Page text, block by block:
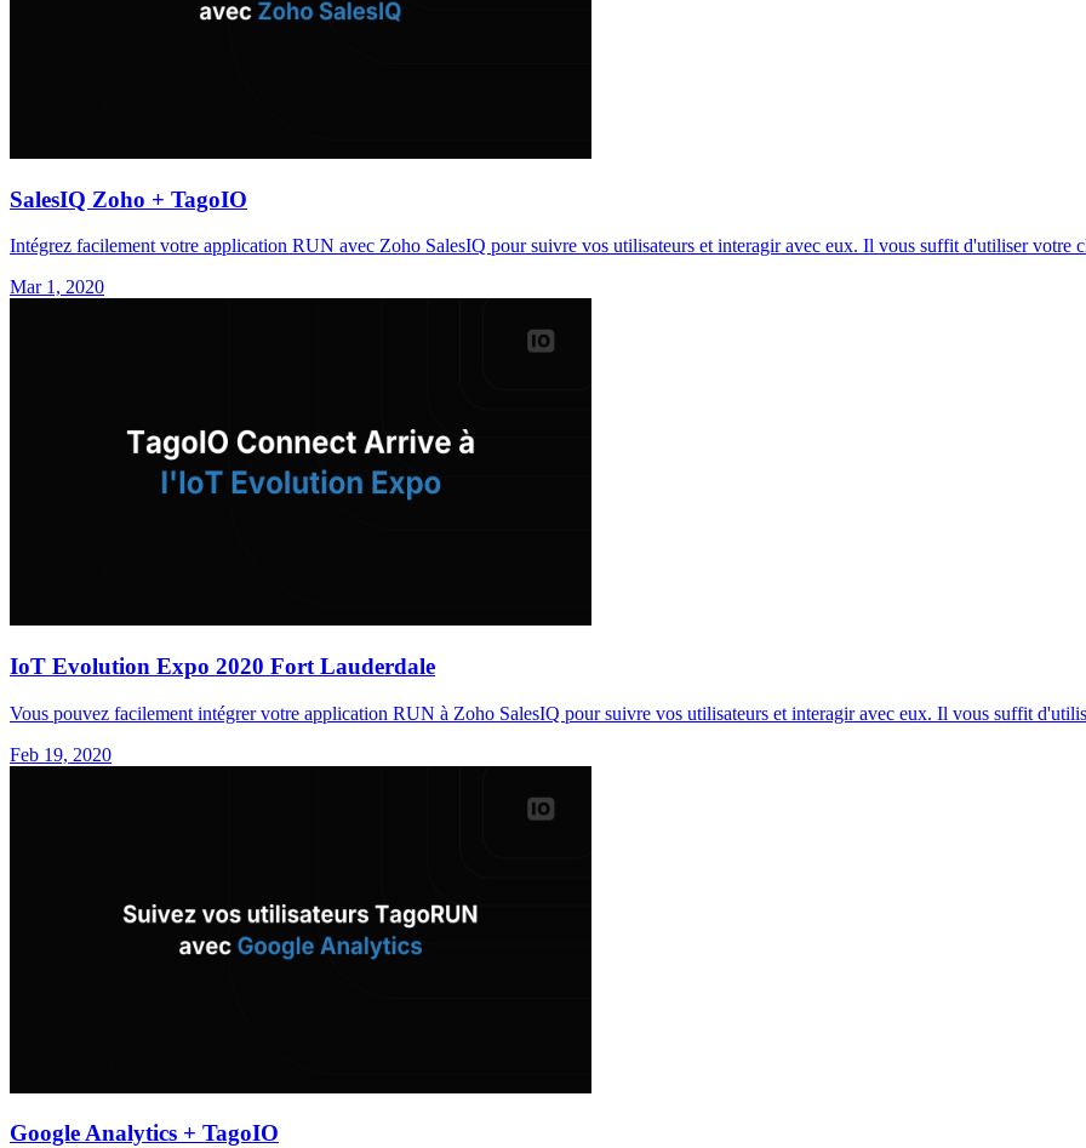
SalesIQ Zoho + TagoIO
Intégrez facilement votre application RUN avec Zoho SalesIQ pour suivre vos utilisateurs et interagir avec eux. Il vous suffit d'utiliser votre
Mar 1, 2020
IoT Evolution Expo 2020 Fort Lauderdale
Vous pouvez facilement intégrer votre application RUN à Zoho SalesIQ pour suivre vos utilisateurs et interagir avec eux. Il vous suffit
Feb 19, 2020
Google Analytics + TagoIO